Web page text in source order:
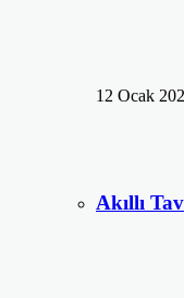
12 Ocak
Akıllı